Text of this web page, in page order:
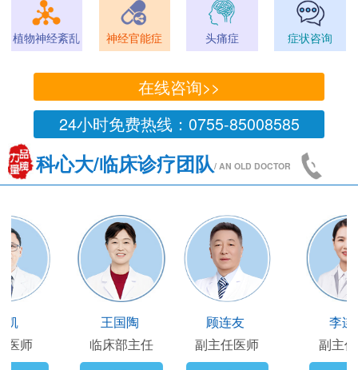
植物神经紊乱 神经官能症 头痛症 症状咨询
在线咨询>>
24小时免费热线：0755-85008585
科心大/临床诊疗团队/ AN OLD DOCTOR
主任医师
临床部主任
副主任医师